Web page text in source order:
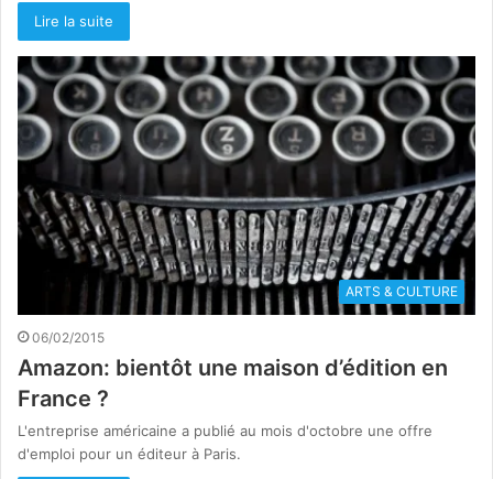
Lire la suite
ARTS & CULTURE
06/02/2015
Amazon: bientôt une maison d’édition en
France ?
L'entreprise américaine a publié au mois d'octobre une offre
d'emploi pour un éditeur à Paris.